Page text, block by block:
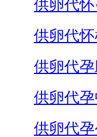
供卵代
供卵代
供卵代
供卵代
供卵代孕